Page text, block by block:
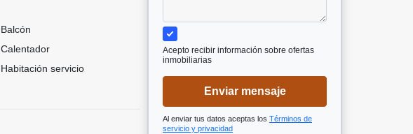
Balcón
Calentador
Habitación servicio
Acepto recibir información sobre ofertas
inmobiliarias
Enviar mensaje
Al enviar tus datos aceptas los Términos de
servicio y privacidad